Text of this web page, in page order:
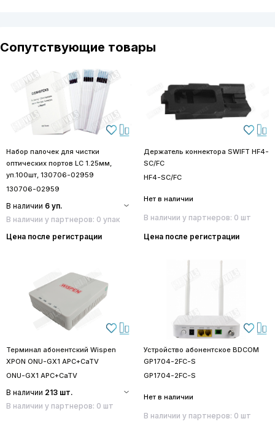
Сопутствующие товары
Набор палочек для чистки
оптических портов LC 1.25мм,
уп.100шт, 130706-02959
130706-02959
В наличии 6 уп.
В наличии у партнеров: 0 упак
Цена после регистрации
Держатель коннектора SWIFT HF4-
SC/FC
HF4-SC/FC
Нет в наличии
В наличии у партнеров: 0 шт
Цена после регистрации
Терминал абонентский Wispen
XPON ONU-GX1 APC+CaTV
ONU-GX1 APC+CaTV
В наличии 213 шт.
В наличии у партнеров: 0 шт
Устройство абонентское BDCOM
GP1704-2FC-S
GP1704-2FC-S
Нет в наличии
В наличии у партнеров: 0 шт